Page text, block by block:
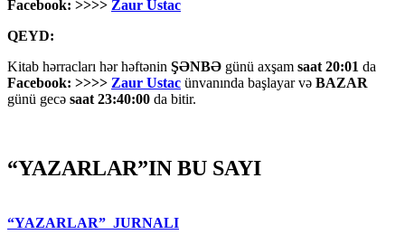
Facebook: >>>> Zaur Ustac
QEYD:
Kitab hərracları hər həftənin ŞƏNBƏ günü axşam saat 20:01 da
Facebook: >>>> Zaur Ustac ünvanında başlayar və BAZAR
günü gecə saat 23:40:00 da bitir.
“YAZARLAR”IN BU SAYI
“YAZARLAR” JURNALI